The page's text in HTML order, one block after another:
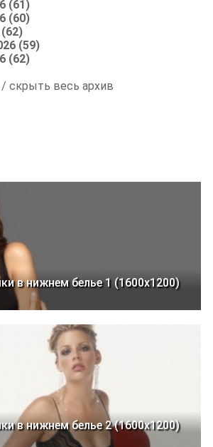
(61)
(60)
(59)
(62)
/ скрыть весь архив
в нижнем белье 1 (1600x1200)
в нижнем белье 2 (1600x1200)